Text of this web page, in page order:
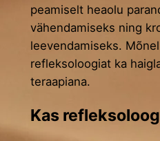
peamiselt heaolu
vähendamiseks ning
leevendamiseks.
refleksoloogiat ka
teraapiana.
Kas